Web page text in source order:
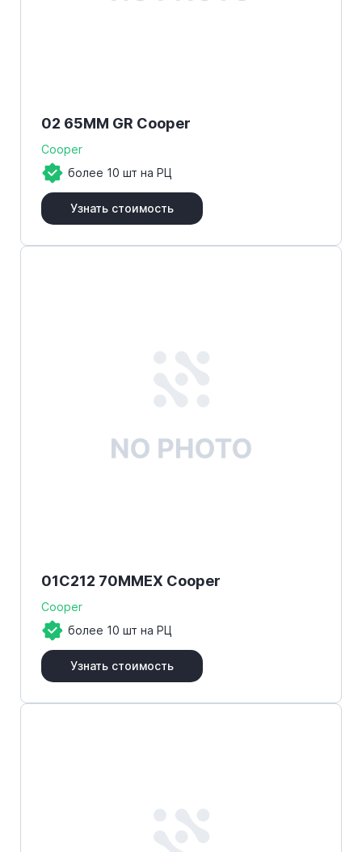
02 65MM GR Cooper
Cooper
более 10 шт на РЦ
Узнать стоимость
01C212 70MMEX Cooper
Cooper
более 10 шт на РЦ
Узнать стоимость